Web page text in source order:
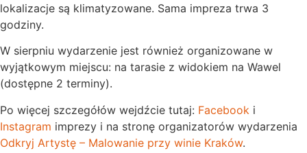
lokalizacje są klimatyzowane. Sama impreza trwa 3
godziny.
W sierpniu wydarzenie jest również organizowane w
wyjątkowym miejscu: na tarasie z widokiem na Wawel
(dostępne 2 terminy).
Po więcej szczegółów wejdźcie tutaj: Facebook i
Instagram imprezy i na stronę organizatorów wydarzenia
Odkryj Artystę – Malowanie przy winie Kraków.